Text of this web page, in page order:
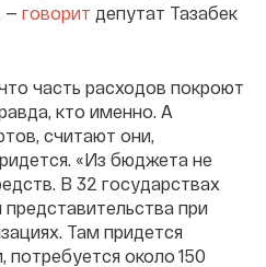
— говорит депутат Тазабек
часть расходов покроют
кто именно. А
считают они,
«Из бюджета не
В 32 государствах
при
Там придется
потребуется около 150